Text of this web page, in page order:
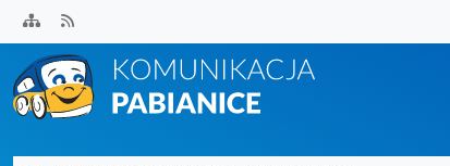
Przejdź
do
treści